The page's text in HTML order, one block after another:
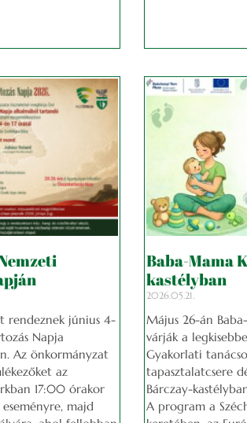
rendeznek június 4-
Napja
Az önkormányzat
az
17:00 órakor
majd
Baba-Mama
kastélyban
2026.05.21.
Május 26-án
várják a
Gyakorlati
tapasztalatcsere
Bárczay-
A program a